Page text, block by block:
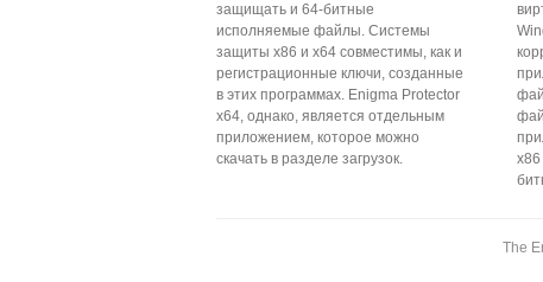
защищать и 64-битные
исполняемые файлы. Системы
защиты x86 и x64 совместимы, как и
регистрационные ключи, созданные
в этих программах. Enigma Protector
x64, однако, является отдельным
приложением, которое можно
скачать в разделе загрузок.
x86
The